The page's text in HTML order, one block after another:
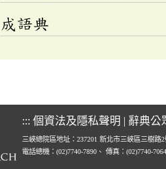
成語典
::: 個資法及隱私聲明 | 辭典公
三峽總院區地址：237201 新北市三峽區三樹路2
電話總機：(02)7740-7890、 傳真：(02)7740-